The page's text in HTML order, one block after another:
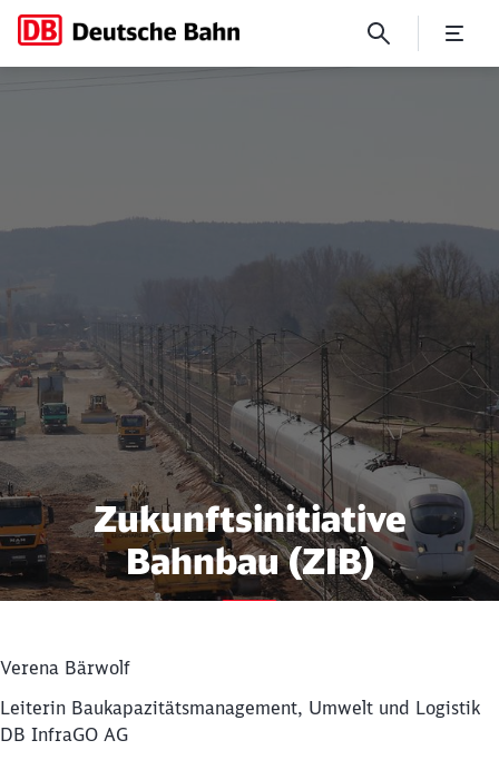
Zukunftsinitiative
Bahnbau (ZIB)
und leistungsfähige Infrastruktur
Verena Bärwolf
Leiterin Baukapazitätsmanagement, Umwelt und Logistik
DB InfraGO AG